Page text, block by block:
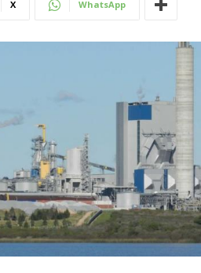
X WhatsApp